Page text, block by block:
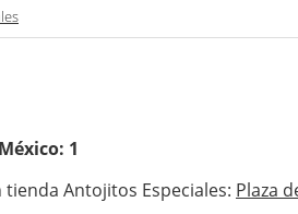
1
Antojitos Especiales: Plaza